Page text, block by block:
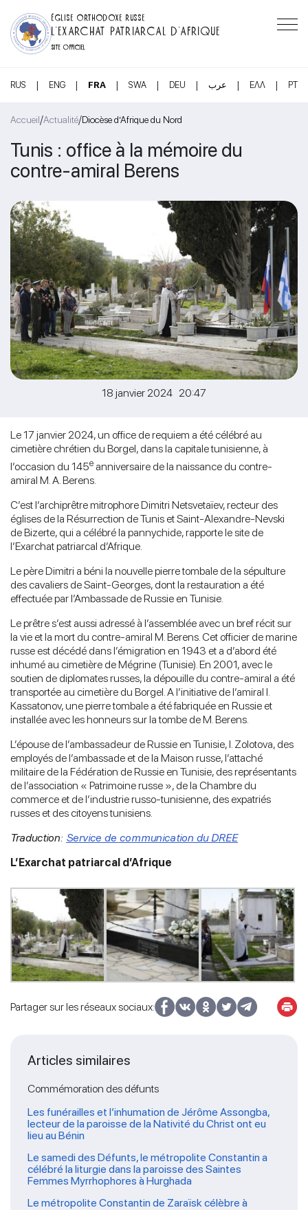
ÉGLISE ORTHODOXE RUSSE
L’EXARCHAT PATRIARCAL D’AFRIQUE
SITE OFFICIEL
RUS | ENG | FRA | SWA | DEU | عرب | ΕΛΛ | PT
Accueil/Actualité/Diocèse d’Afrique du Nord
Tunis : office à la mémoire du
contre-amiral Berens
18 janvier 2024 20:47
Le 17 janvier 2024, un office de requiem a été célébré au
cimetière chrétien du Borgel, dans la capitale tunisienne, à
l’occasion du 145e anniversaire de la naissance du contre-
amiral M. A. Berens.
C’est l’archiprêtre mitrophore Dimitri Netsvetaïev, recteur des
églises de la Résurrection de Tunis et Saint-Alexandre-Nevski
de Bizerte, qui a célébré la pannychide, rapporte le site de
l’Exarchat patriarcal d’Afrique.
Le père Dimitri a béni la nouvelle pierre tombale de la sépulture
des cavaliers de Saint-Georges, dont la restauration a été
effectuée par l’Ambassade de Russie en Tunisie.
Le prêtre s’est aussi adressé à l’assemblée avec un bref récit sur
la vie et la mort du contre-amiral M. Berens. Cet officier de marine
russe est décédé dans l’émigration en 1943 et a d’abord été
inhumé au cimetière de Mégrine (Tunisie). En 2001, avec le
soutien de diplomates russes, la dépouille du contre-amiral a été
transportée au cimetière du Borgel. A l’initiative de l’amiral I.
Kassatonov, une pierre tombale a été fabriquée en Russie et
installée avec les honneurs sur la tombe de M. Berens.
L’épouse de l’ambassadeur de Russie en Tunisie, I. Zolotova, des
employés de l’ambassade et de la Maison russe, l’attaché
militaire de la Fédération de Russie en Tunisie, des représentants
de l’association « Patrimoine russe », de la Chambre du
commerce et de l’industrie russo-tunisienne, des expatriés
russes et des citoyens tunisiens.
Traduction: Service de communication du DREE
L’Exarchat patriarcal d’Afrique
Partager sur les réseaux sociaux:
Articles similaires
Commémoration des défunts
Les funérailles et l’inhumation de Jérôme Assongba,
lecteur de la paroisse de la Nativité du Christ ont eu
lieu au Bénin
Le samedi des Défunts, le métropolite Constantin a
célébré la liturgie dans la paroisse des Saintes
Femmes Myrrhophores à Hurghada
Le métropolite Constantin de Zaraïsk célèbre à